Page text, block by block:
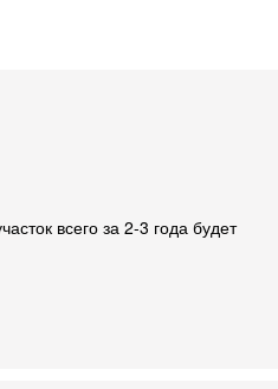
всего за 2-3 года будет